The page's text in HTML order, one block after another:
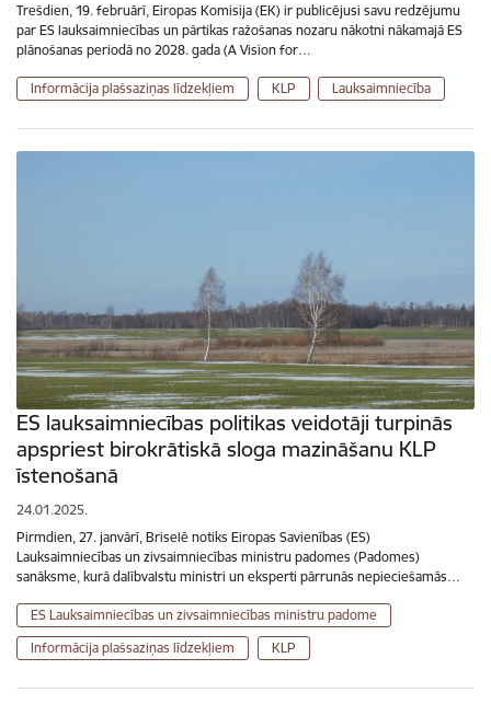
Trešdien, 19. februārī, Eiropas Komisija (EK) ir publicējusi savu redzējumu
par ES lauksaimniecības un pārtikas ražošanas nozaru nākotni nākamajā ES
plānošanas periodā no 2028. gada (A Vision for…
Informācija plašsaziņas līdzekļiem KLP Lauksaimniecība
ES lauksaimniecības politikas veidotāji turpinās
apspriest birokrātiskā sloga mazināšanu KLP
īstenošanā
24.01.2025.
Pirmdien, 27. janvārī, Briselē notiks Eiropas Savienības (ES)
Lauksaimniecības un zivsaimniecības ministru padomes (Padomes)
sanāksme, kurā dalībvalstu ministri un eksperti pārrunās nepieciešamās…
ES Lauksaimniecības un zivsaimniecības ministru padome
Informācija plašsaziņas līdzekļiem
KLP